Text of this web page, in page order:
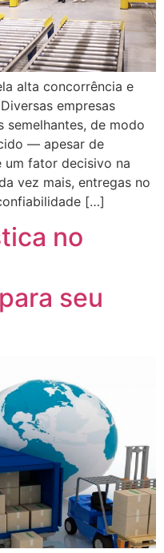
alta concorrência e
empresas
de modo
— apesar de
um fator decisivo na
vez mais, entregas no
[…]
no
seu